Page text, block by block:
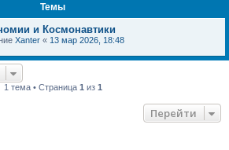
Темы
и Космонавтики
Xanter « 13 мар 2026, 18:48
1 тема • Страница 1 из 1
Перейти